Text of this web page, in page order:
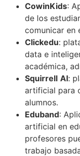
CowinKids:
de los
comunicar en
Clickedu:
data e
académica,
Squirrell AI:
artificial para
alumnos.
Eduband:
artificial en
profesores
trabajo